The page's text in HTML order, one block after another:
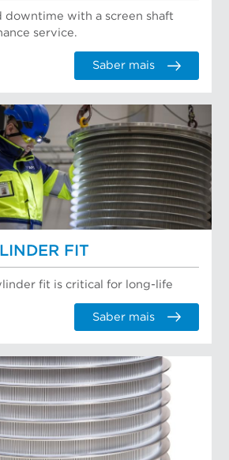
downtime with a screen shaft
service.
Saber mais
FIT
fit is critical for long-life
Saber mais